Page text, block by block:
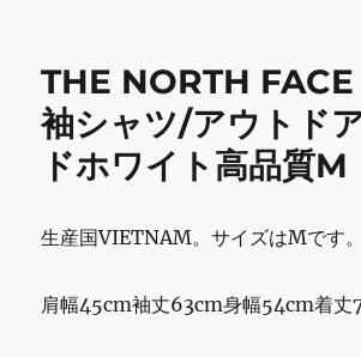
o
k
13
半
～
16
半、
9
THE NORTH
袖シャツ/アウトド
ドホワイト高品質M
生産国VIETNAM。サイズはMです。
肩幅45cm袖丈63cm身幅54cm着丈